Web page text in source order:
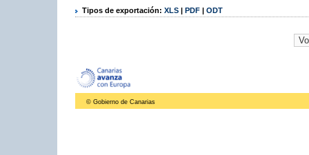
Tipos de exportación: XLS | PDF | ODT
© Gobierno de Canarias